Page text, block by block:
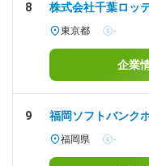
8 株式会社千葉ロッ
東京都 -
企業
9 福岡ソフトバンク
福岡県 -